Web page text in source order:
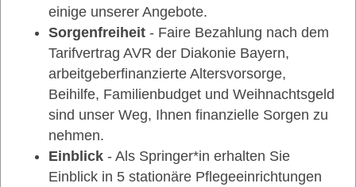
einige unserer Angebote.
Sorgenfreiheit - Faire Bezahlung nach dem
Tarifvertrag AVR der Diakonie Bayern,
arbeitgeberfinanzierte Altersvorsorge,
Beihilfe, Familienbudget und Weihnachtsgeld
sind unser Weg, Ihnen finanzielle Sorgen zu
nehmen.
Einblick - Als Springer*in erhalten Sie
Einblick in 5 stationäre Pflegeeinrichtungen